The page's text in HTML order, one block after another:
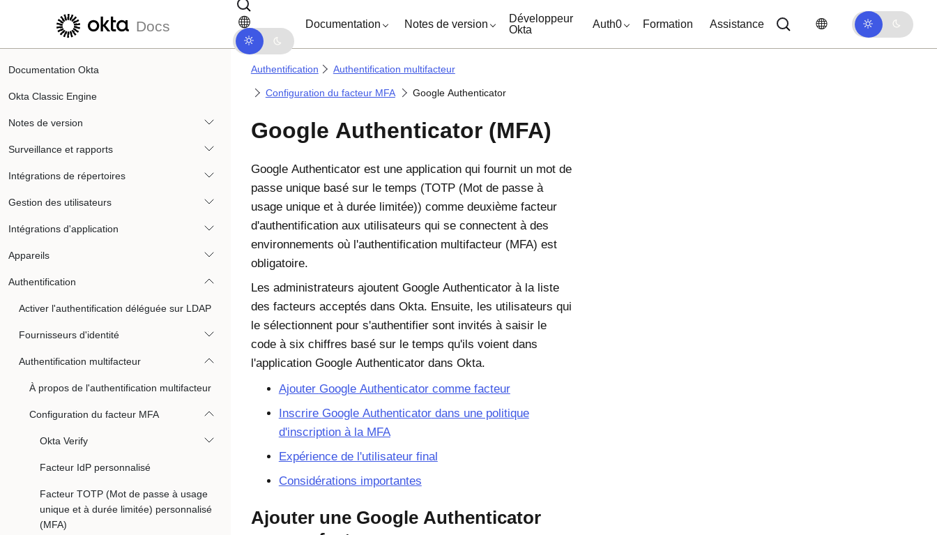
Passer au contenu principal Passer à la navigation dans les documents
Docs Documentation Notes de version
Développeur
Okta
Auth0 Formation Assistance
Documentation Okta
Okta Classic Engine
Notes de version
Surveillance et rapports
Intégrations de répertoires
Gestion des utilisateurs
Intégrations d'application
Appareils
Authentification
Activer l'authentification déléguée sur LDAP
Fournisseurs d'identité
Authentification multifacteur
À propos de l'authentification multifacteur
Configuration du facteur MFA
Okta Verify
Facteur IdP personnalisé
Facteur TOTP (Mot de passe à usage
unique et à durée limitée) personnalisé
(MFA)
Authentification Authentification multifacteur
Configuration du facteur MFA Google Authenticator
Google Authenticator (MFA)
Google Authenticatorest une application qui fournit un mot de
passe unique basé sur le temps (TOTP (Mot de passe à
usage unique et à durée limitée)) comme deuxième facteur
d'authentification aux utilisateurs qui se connectent à des
environnements où l'authentification multifacteur (MFA) est
obligatoire.
Les administrateurs ajoutent Google Authenticatorà la liste
des facteurs acceptés dans Okta. Ensuite, les utilisateurs qui
le sélectionnent pour s'authentifier sont invités à saisir le
code à six chiffres basé sur le temps qu'ils voient dans
l'application Google Authenticatordans Okta.
Ajouter Google Authenticatorcomme facteur
Inscrire Google Authenticatordans une politique
d'inscription à la MFA
Expérience de l'utilisateur final
Considérations importantes
Ajouter une Google Authenticator